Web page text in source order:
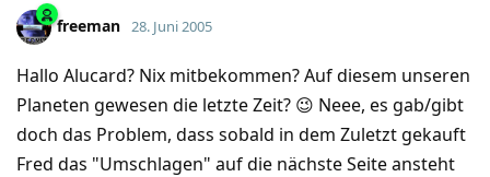
freeman 28. Juni 2005
Hallo Alucard? Nix mitbekommen? Auf diesem unseren
Planeten gewesen die letzte Zeit? 😉 Neee, es gab/gibt
doch das Problem, dass sobald in dem Zuletzt gekauft
Fred das "Umschlagen" auf die nächste Seite ansteht